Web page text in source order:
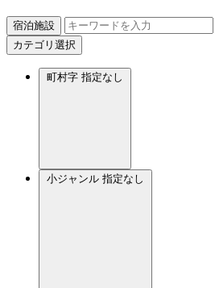
宿泊施設
カテゴリ選択
町村字 指定なし
小ジャンル 指定なし